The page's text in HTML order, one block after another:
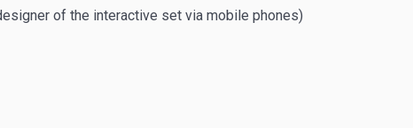
of the interactive set via mobile phones)